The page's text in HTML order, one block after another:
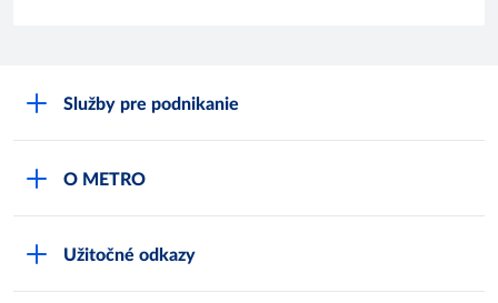
Služby pre podnikanie
O METRO
Užitočné odkazy